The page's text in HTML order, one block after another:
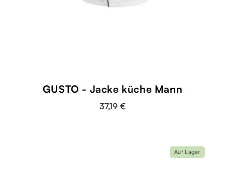
GUSTO - Jacke küche Mann
37,19 €
Auf Lager